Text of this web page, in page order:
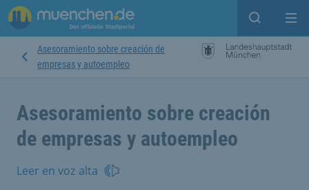
Open
Asesoramiento sobre creación de
empresas y autoempleo
Asesoramiento sobre creación
de empresas y autoempleo
Leer en voz alta